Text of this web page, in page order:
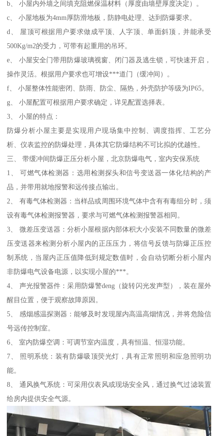
b、 小屋内外墙之间填充阻燃保温材料（厚度由墙壁厚度决定）。
c、 小屋地板为4mm厚防滑地板，防静电处理、达到防爆要求。
d、 屋顶可根据用户要求做成平顶、人字顶、单面斜顶，并能承受
500Kg/m2的受力，可带有起重用的吊环。
e、 小屋安全门带用防爆玻璃视窗、闭门器及逃生锁，可快速开启，
操作灵活。根据用户要求也可增设***道门（缓冲间）。
f、 小屋整体性能密闭、防雨、防尘、隔热，外壳防护等级为IP65。
g、 小屋配置可根据用户要求确定，详见配置选择表。
3、 小屋的特点：
防爆分析小屋主要是实现用户现场集中控制、调度指挥、工艺分
析、仪表监控的防爆处理，具体其它防爆结构不可比拟的优越性。
三、 带缓冲间防爆正压分析小屋，北京防爆电气，室内安保系统
1、 可燃气体检测器：选用检测探头和信号变送器一体化结构的产
品，并带用就地报警和远传接点输出。
2、 有毒气体检测器：当样品或周围环境气体中含有有毒组分时，须
设有毒气体检测报警器，要求与可燃气体检测报警器相同。
3、 微差压变送器：分析小屋根据内部体积大小安装不同数量的微差
压变送器来检测分析小屋内的正压压力，将信号反馈与防爆正压控
制系统，当屋内正压值降低到规定数值时，会自动切断分析小屋内
非防爆电气设备电源，以实现小屋的***。
4、 声光报警器件：采用防爆警deng（旋转闪光发声型），装在屋外
醒目位置，便于观察故障原因。
5、 感烟感温探测器：能够及时发现屋内高温高烟情况，并将危险信
号远传控制室。
6、 室内防爆空调：可调节室内温度，具有恒温、恒湿功能。
7、 照明系统：装有防爆吸顶荧光灯，具有正常照明和应急照明功
能。
8、 通风换气系统：可采用仪表风或现场安全风，通过换气过滤装置
给房内提供安全气源。